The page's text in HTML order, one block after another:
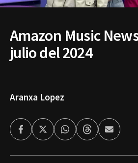
Amazon Music
julio del 2024
Aranxa Lopez
FacebookTwitterWhatsappThreadsEnviar
por